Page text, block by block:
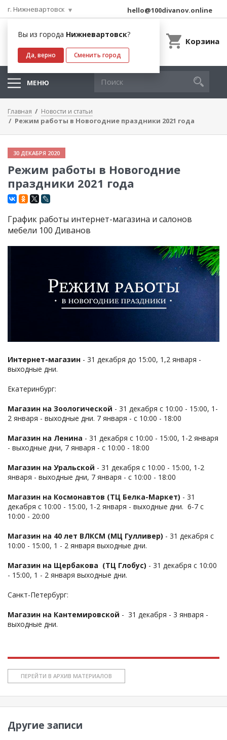
г. Нижневартовск
Вы из города Нижневартовск?
Да, верно Сменить город
hello@100divanov.online
Корзина
МЕНЮ
Главная Новости и статьи
Режим работы в Новогодние праздники 2021 года
30 ДЕКАБРЯ 2020
Режим работы в Новогодние
праздники 2021 года
График работы интернет-магазина и салонов
мебели 100 Диванов
Интернет-магазин - 31 декабря до 15:00, 1,2 января -
выходные дни.
Екатеринбург:
Магазин на Зоологической - 31 декабря с 10:00 - 15:00, 1-
2 января - выходные дни. 7 января - с 10:00 - 18:00
Магазин на Ленина - 31 декабря с 10:00 - 15:00, 1-2 января
- выходные дни, 7 января - с 10:00 - 18:00
Магазин на Уральской - 31 декабря с 10:00 - 15:00, 1-2
января - выходные дни, 7 января - с 10:00 - 18:00
Магазин на Космонавтов (ТЦ Белка-Маркет) - 31
декабря с 10:00 - 15:00, 1-2 января - выходные дни. 6-7 с
10:00 - 20:00
Магазин на 40 лет ВЛКСМ (МЦ Гулливер) - 31 декабря с
10:00 - 15:00, 1 - 2 января выходные дни.
Магазин на Щербакова (ТЦ Глобус) - 31 декабря с 10:00
- 15:00, 1 - 2 января выходные дни.
Санкт-Петербург:
Магазин на Кантемировской - 31 декабря - 3 января -
выходные дни.
ПЕРЕЙТИ В АРХИВ МАТЕРИАЛОВ
Другие записи